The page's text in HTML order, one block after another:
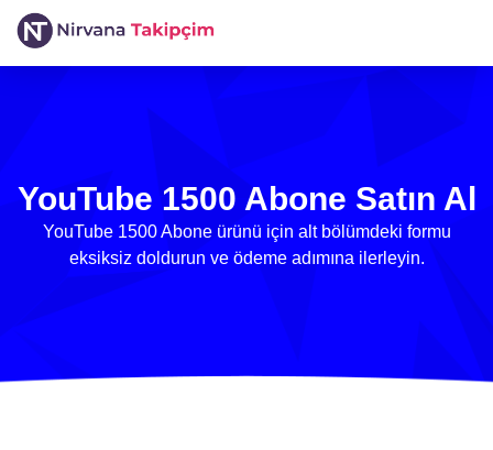
YouTube 1500 Abone Satın Al
YouTube 1500 Abone ürünü için alt bölümdeki formu
eksiksiz doldurun ve ödeme adımına ilerleyin.